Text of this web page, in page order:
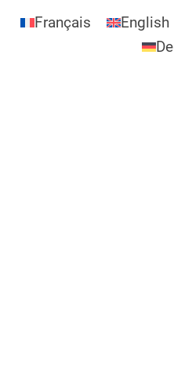
Français English